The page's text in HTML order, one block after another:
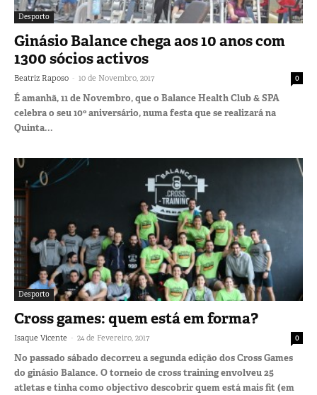
Desporto
Ginásio Balance chega aos 10 anos com
1300 sócios activos
Beatriz Raposo - 10 de Novembro, 2017 0
É amanhã, 11 de Novembro, que o Balance Health Club & SPA
celebra o seu 10º aniversário, numa festa que se realizará na
Quinta...
Desporto
Cross games: quem está em forma?
Isaque Vicente - 24 de Fevereiro, 2017 0
No passado sábado decorreu a segunda edição dos Cross Games
do ginásio Balance. O torneio de cross training envolveu 25
atletas e tinha como objectivo descobrir quem está mais fit (em